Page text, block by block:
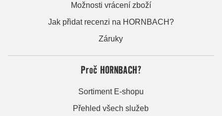
Možnosti vrácení zboží
Jak přidat recenzi na HORNBACH?
Záruky
Proč HORNBACH?
Sortiment E-shopu
Přehled všech služeb